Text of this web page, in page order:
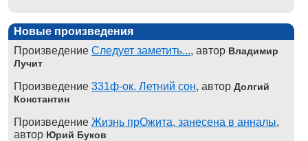
Новые произведения
Произведение Следует заметить..., автор Владимир
Лучит
Произведение 331ф-ок. Летний сон, автор Долгий
Константин
Произведение Жизнь прОжита, занесена в анналы,
автор Юрий Буков